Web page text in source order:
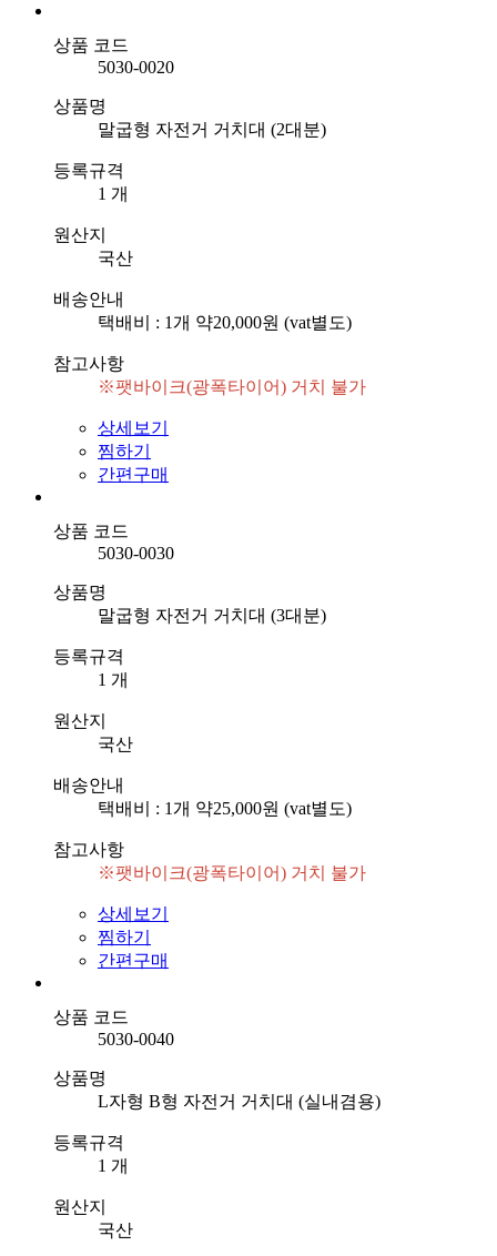
상품 코드
5030-0020
상품명
말굽형 자전거 거치대 (2대분)
등록규격
1 개
원산지
국산
배송안내
택배비 : 1개 약20,000원 (vat별도)
참고사항
※팻바이크(광폭타이어) 거치 불가
상세보기
찜하기
간편구매
상품 코드
5030-0030
상품명
말굽형 자전거 거치대 (3대분)
등록규격
1 개
원산지
국산
배송안내
택배비 : 1개 약25,000원 (vat별도)
참고사항
※팻바이크(광폭타이어) 거치 불가
상세보기
찜하기
간편구매
상품 코드
5030-0040
상품명
L자형 B형 자전거 거치대 (실내겸용)
등록규격
1 개
원산지
국산